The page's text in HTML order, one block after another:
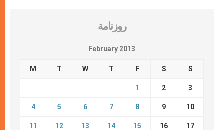
روزنامة
February 2013
M T W T F S S
1 2 3
4 5 6 7 8 9 10
11 12 13 14 15 16 17